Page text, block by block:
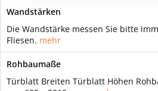
Wandstärken
Die Wandstärke messen Sie bitte
Fliesen. mehr
Rohbaumaße
Türblatt Breiten Türblatt Höhen